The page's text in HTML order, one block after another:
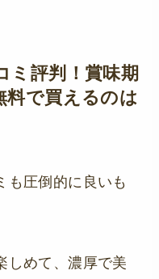
ミ評判！賞味期
料で買えるのは
も圧倒的に良いも
しめて、濃厚で美